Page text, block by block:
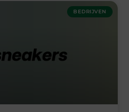
BEDRIJVEN